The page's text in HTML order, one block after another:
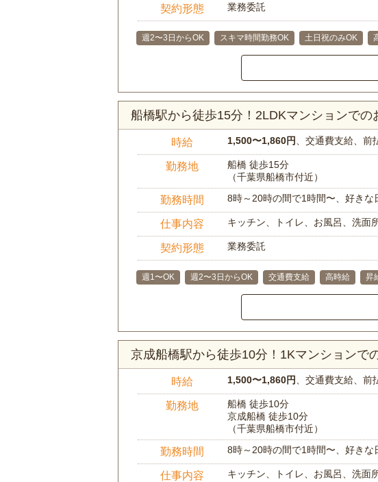
契約形態 業務委託
週2〜3日からOK スキマ時間勤務OK 土日祝のみOK
船橋駅から徒歩15分！2LDKマンションでの
時給 1,500〜1,860円 、交通費支給、前
勤務地
船橋 徒歩15分
（千葉県船橋市付近）
勤務時間 8時～20時の間で1時間〜、好き
仕事内容 キッチン、トイレ、お風呂、洗面
契約形態 業務委託
週1〜OK 週2〜3日からOK 交通費支給 高時給 昇
京成船橋駅から徒歩10分！1Kマンションで
時給 1,500〜1,860円 、交通費支給、前
勤務地
船橋 徒歩10分
京成船橋 徒歩10分
（千葉県船橋市付近）
勤務時間 8時～20時の間で1時間〜、好き
仕事内容 キッチン、トイレ、お風呂、洗面